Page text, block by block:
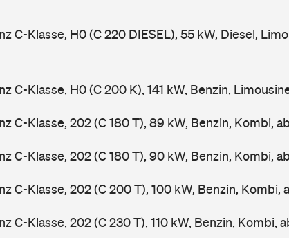
C-Klasse, H0 (C 220 DIESEL), 55 kW, Diesel,
C-Klasse, H0 (C 200 K), 141 kW, Benzin,
C-Klasse, 202 (C 180 T), 89 kW, Benzin, Kombi,
C-Klasse, 202 (C 180 T), 90 kW, Benzin, Kombi,
C-Klasse, 202 (C 200 T), 100 kW, Benzin, Kombi,
C-Klasse, 202 (C 230 T), 110 kW, Benzin, Kombi,